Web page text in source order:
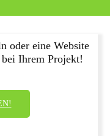
oder eine Website
Ihrem Projekt!